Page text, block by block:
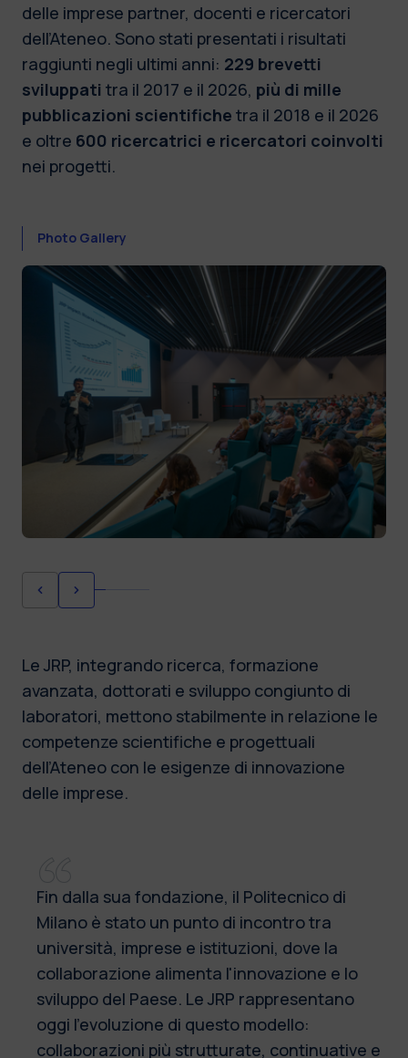
delle imprese partner, docenti e ricercatori
dell’Ateneo. Sono stati presentati i risultati
raggiunti negli ultimi anni: 229 brevetti
sviluppati tra il 2017 e il 2026, più di mille
pubblicazioni scientifiche tra il 2018 e il 2026
e oltre 600 ricercatrici e ricercatori coinvolti
nei progetti.
Photo Gallery
Le JRP, integrando ricerca, formazione
avanzata, dottorati e sviluppo congiunto di
laboratori, mettono stabilmente in relazione le
competenze scientifiche e progettuali
dell’Ateneo con le esigenze di innovazione
delle imprese.
Fin dalla sua fondazione, il Politecnico di
Milano è stato un punto di incontro tra
università, imprese e istituzioni, dove la
collaborazione alimenta l'innovazione e lo
sviluppo del Paese. Le JRP rappresentano
oggi l'evoluzione di questo modello:
collaborazioni più strutturate, continuative e